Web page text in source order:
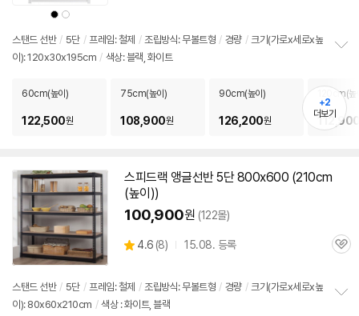
상
품
색
상
상
품
상
뷰
스탠드 선반 / 5단 / 프레임: 철제 / 조립방식: 무볼트형 / 경량 / 크기(가로x세로x높
이): 120x30x195cm / 색상: 블랙, 화이트
펼
치
기
60cm(높이)
122,500원
75cm(높이)
108,900원
90cm(높이)
126,200원
120cm(높
+2
더보기
스피드랙 앵글선반5단800x600 (210cm
(높이))
100,900원 (122몰)
별
4.6 (상
리
8) 15.08. 등록
관
스탠드 선반 / 5단 / 프레임: 철제 / 조립방식: 무볼트형 / 경량 / 크기(가로x세로x높
이): 80x60x210cm / 색상 : 화이트, 블랙